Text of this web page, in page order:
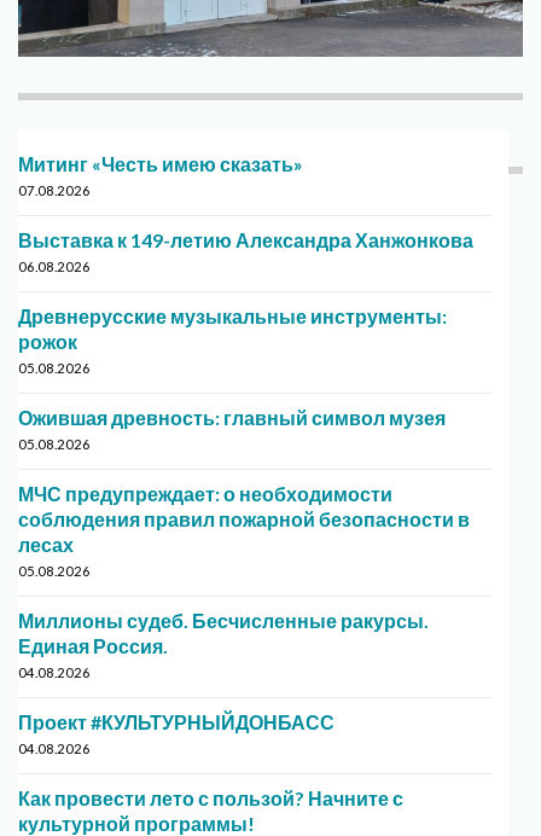
Митинг «Честь имею сказать»
07.08.2026
Выставка к 149-летию Александра Ханжонкова
06.08.2026
Древнерусские музыкальные инструменты:
рожок
05.08.2026
Ожившая древность: главный символ музея
05.08.2026
МЧС предупреждает: о необходимости
соблюдения правил пожарной безопасности в
лесах
05.08.2026
Миллионы судеб. Бесчисленные ракурсы.
Единая Россия.
04.08.2026
Проект #КУЛЬТУРНЫЙДОНБАСС
04.08.2026
Как провести лето с пользой? Начните с
культурной программы!